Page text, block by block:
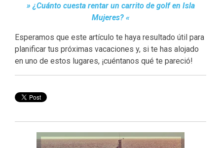
» ¿Cuánto cuesta rentar un carrito de golf en Isla
Mujeres? «
Esperamos que este artículo te haya resultado útil para
planificar tus próximas vacaciones y, si te has alojado
en uno de estos lugares, ¡cuéntanos qué te pareció!